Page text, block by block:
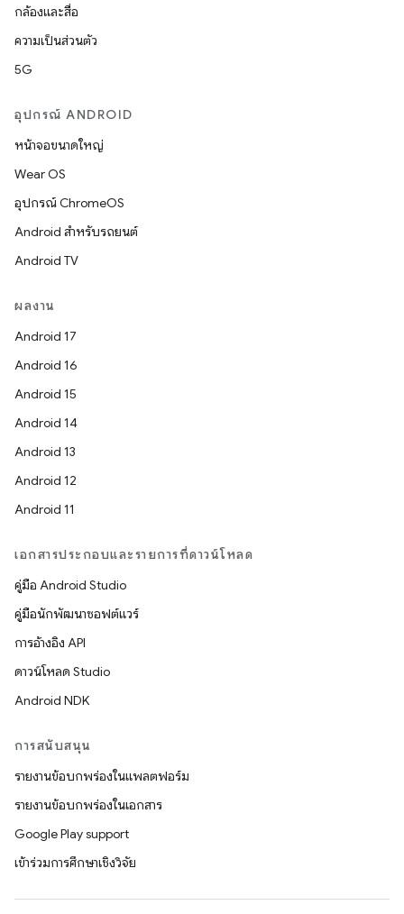
กล้องและสื่อ
ความเป็นส่วนตัว
5G
อุปกรณ์ ANDROID
หน้าจอขนาดใหญ่
Wear OS
อุปกรณ์ ChromeOS
Android สำหรับรถยนต์
Android TV
ผลงาน
Android 17
Android 16
Android 15
Android 14
Android 13
Android 12
Android 11
เอกสารประกอบและรายการที่ดาวน์โหลด
คู่มือ Android Studio
คู่มือนักพัฒนาซอฟต์แวร์
การอ้างอิง API
ดาวน์โหลด Studio
Android NDK
การสนับสนุน
รายงานข้อบกพร่องในแพลตฟอร์ม
รายงานข้อบกพร่องในเอกสาร
Google Play support
เข้าร่วมการศึกษาเชิงวิจัย